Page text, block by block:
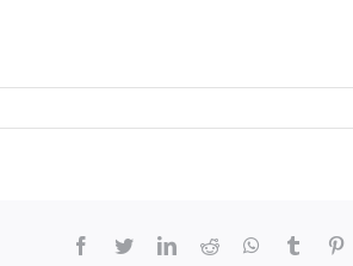
facebook
twitterlinkedinreddit whatsapptumblr